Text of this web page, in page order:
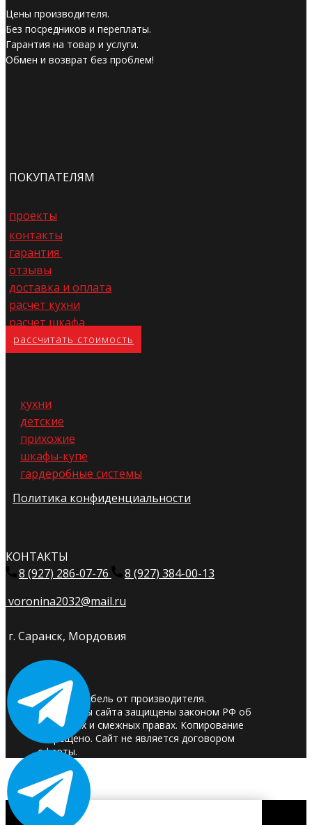
Цены производителя.
Без посредников и переплаты.
Гарантия на товар и услуги.
Обмен и возврат без проблем!
ПОКУПАТЕЛЯМ
проекты
контакты
гарантия
отзывы
доставка и оплата
расчет кухни
расчет шкафа
расс​читать стоимость
кухни
детские
прихожие
шкафы-купе
гардеробные системы
Политика конфиденциальности
КОНТАКТЫ
8 (927) 286-07-76
8 (927) 384-00-13
voronina2032@mail.ru
г. Саранск, Мордовия
© 2025. Мебель от производителя.
Материалы сайта защищены законом РФ об
авторских и смежных правах. Копирование
запрещено. Сайт не является договором
оферты.